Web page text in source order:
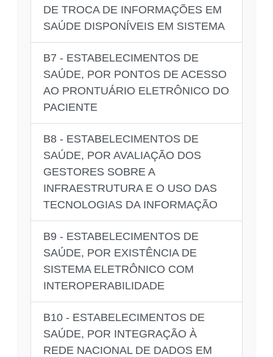
DE TROCA DE INFORMAÇÕES EM
SAÚDE DISPONÍVEIS EM SISTEMA
B7 - ESTABELECIMENTOS DE
SAÚDE, POR PONTOS DE ACESSO
AO PRONTUÁRIO ELETRÔNICO DO
PACIENTE
B8 - ESTABELECIMENTOS DE
SAÚDE, POR AVALIAÇÃO DOS
GESTORES SOBRE A
INFRAESTRUTURA E O USO DAS
TECNOLOGIAS DA INFORMAÇÃO
B9 - ESTABELECIMENTOS DE
SAÚDE, POR EXISTÊNCIA DE
SISTEMA ELETRÔNICO COM
INTEROPERABILIDADE
B10 - ESTABELECIMENTOS DE
SAÚDE, POR INTEGRAÇÃO À
REDE NACIONAL DE DADOS EM